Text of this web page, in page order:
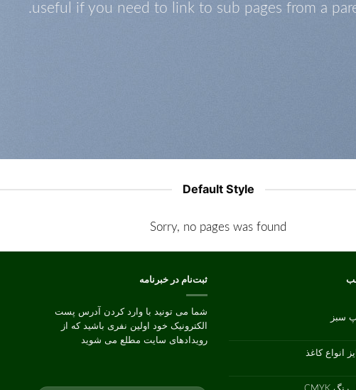
useful if you need to link to sub pages from a
Default Style
Sorry, no pages was found
سبز
انواع کاغذ
ثبت‌نام در خبرنامه
شما می تونید با وارد کردن آدرس پست
الکترونیک خود اولین نفری باشید که از
رویدادهای سایت مطلع می شوید